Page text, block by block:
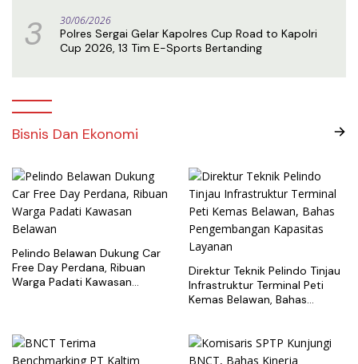
3 30/06/2026
Polres Sergai Gelar Kapolres Cup Road to Kapolri
Cup 2026, 13 Tim E-Sports Bertanding
Bisnis Dan Ekonomi
Pelindo Belawan Dukung Car
Free Day Perdana, Ribuan
Warga Padati Kawasan
Direktur Teknik Pelindo Tinjau
Infrastruktur Terminal Peti
Kemas Belawan, Bahas